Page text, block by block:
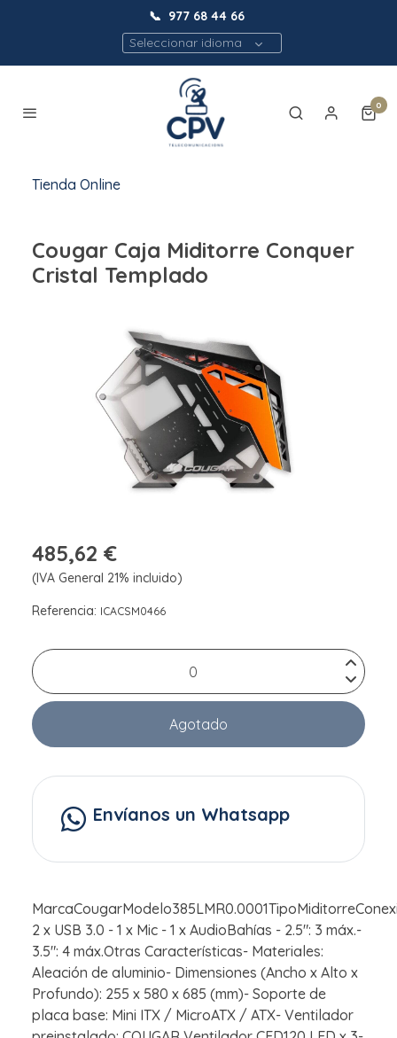
📞 977 68 44 66
Seleccionar idioma
0
Tienda Online
Cougar Caja Miditorre Conquer
Cristal Templado
485,62 €
(IVA General 21% incluido)
Referencia: ICACSM0466
Agotado
Envíanos un Whatsapp
2 x USB 3.0 - 1 x Mic - 1 x AudioBahías - 2.5": 3 máx.-
3.5": 4 máx.Otras Características- Materiales:
Aleación de aluminio- Dimensiones (Ancho x Alto x
Profundo): 255 x 580 x 685 (mm)- Soporte de
placa base: Mini ITX / MicroATX / ATX- Ventilador